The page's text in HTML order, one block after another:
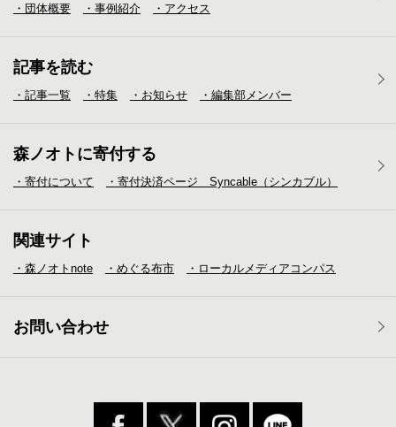
・団体概要 ・事例紹介 ・アクセス
記事を読む
・記事一覧 ・特集 ・お知らせ ・編集部メンバー
森ノオトに寄付する
・寄付について ・寄付決済ページ Syncable（シンカブル）
関連サイト
・森ノオトnote ・めぐる布市 ・ローカルメディア コンパス
お問い合わせ